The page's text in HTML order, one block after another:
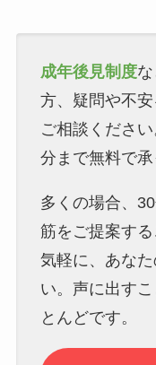
成年後見制度
方、疑問や不
ご相談くださ
分まで無料で承
多くの場合、
筋をご提案す
気軽に、あな
い。声に出す
とんどです。